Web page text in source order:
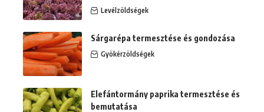
Levélzöldségek
Sárgarépa termesztése és gondozása
Gyökérzöldségek
Elefántormány paprika termesztése és
bemutatása